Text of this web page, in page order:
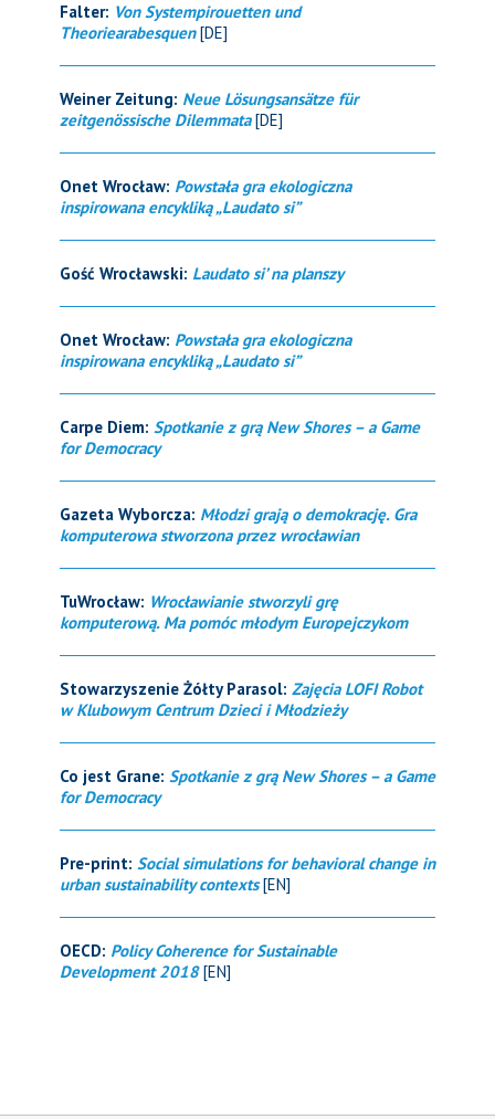
Falter: Von Systempirouetten und
Theoriearabesquen[DE]
Weiner Zeitung: Neue Lösungsansätze für
zeitgenössische Dilemmata[DE]
Onet Wrocław: Powstała gra ekologiczna
inspirowana encykliką „Laudato si”
Gość Wrocławski: Laudato si’ na planszy
Onet Wrocław: Powstała gra ekologiczna
inspirowana encykliką „Laudato si”
Carpe Diem: Spotkanie z grą New Shores – a Game
for Democracy
Gazeta Wyborcza: Młodzi grają o demokrację. Gra
komputerowa stworzona przez wrocławian
TuWrocław: Wrocławianie stworzyli grę
komputerową. Ma pomóc młodym Europejczykom
Stowarzyszenie Żółty Parasol: Zajęcia LOFI Robot
w Klubowym Centrum Dzieci i Młodzieży
Co jest Grane: Spotkanie z grą New Shores – a Game
for Democracy
Pre-print: Social simulations for behavioral change in
urban sustainability contexts[EN]
OECD: Policy Coherence for Sustainable
Development 2018[EN]